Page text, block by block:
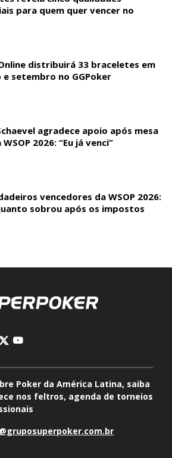
para quem quer vencer no
distribuirá 33 braceletes em
setembro no GGPoker
agradece apoio após mesa
2026: “Eu já venci”
vencedores da WSOP 2026:
sobrou após os impostos
Poker da América Latina, saiba
nos feltros, agenda de torneios